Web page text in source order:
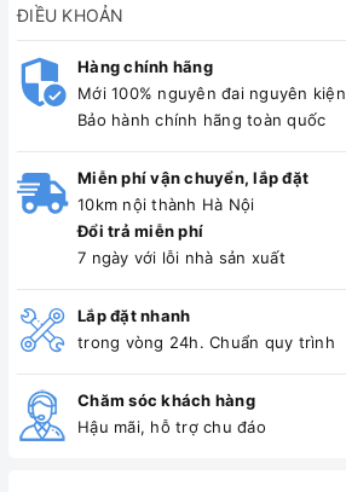
ĐIỀU KHOẢN
Hàng chính hãng
Mới 100% nguyên đai nguyên kiện
Bảo hành chính hãng toàn quốc
Miễn phí vận chuyển, lắp đặt
10km nội thành Hà Nội
Đổi trả miễn phí
7 ngày với lỗi nhà sản xuất
Lắp đặt nhanh
trong vòng 24h. Chuẩn quy trình
Chăm sóc khách hàng
Hậu mãi, hỗ trợ chu đáo